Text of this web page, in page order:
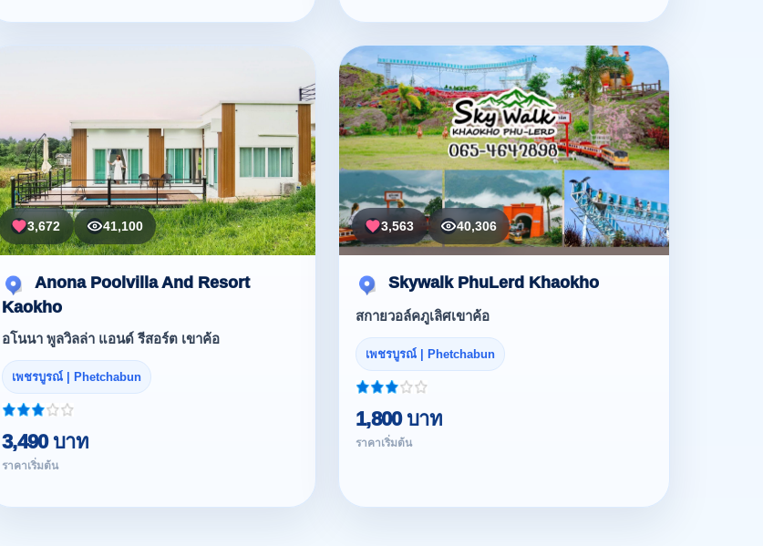
3,672 41,100
Anona Poolvilla And Resort
Kaokho
อโนนา พูลวิลล่า แอนด์ รีสอร์ต เขาค้อ
เพชรบูรณ์ | Phetchabun
3,490 บาท
ราคาเริ่มต้น
3,563 40,306
Skywalk PhuLerd Khaokho
สกายวอล์คภูเลิศเขาค้อ
เพชรบูรณ์ | Phetchabun
1,800 บาท
ราคาเริ่มต้น